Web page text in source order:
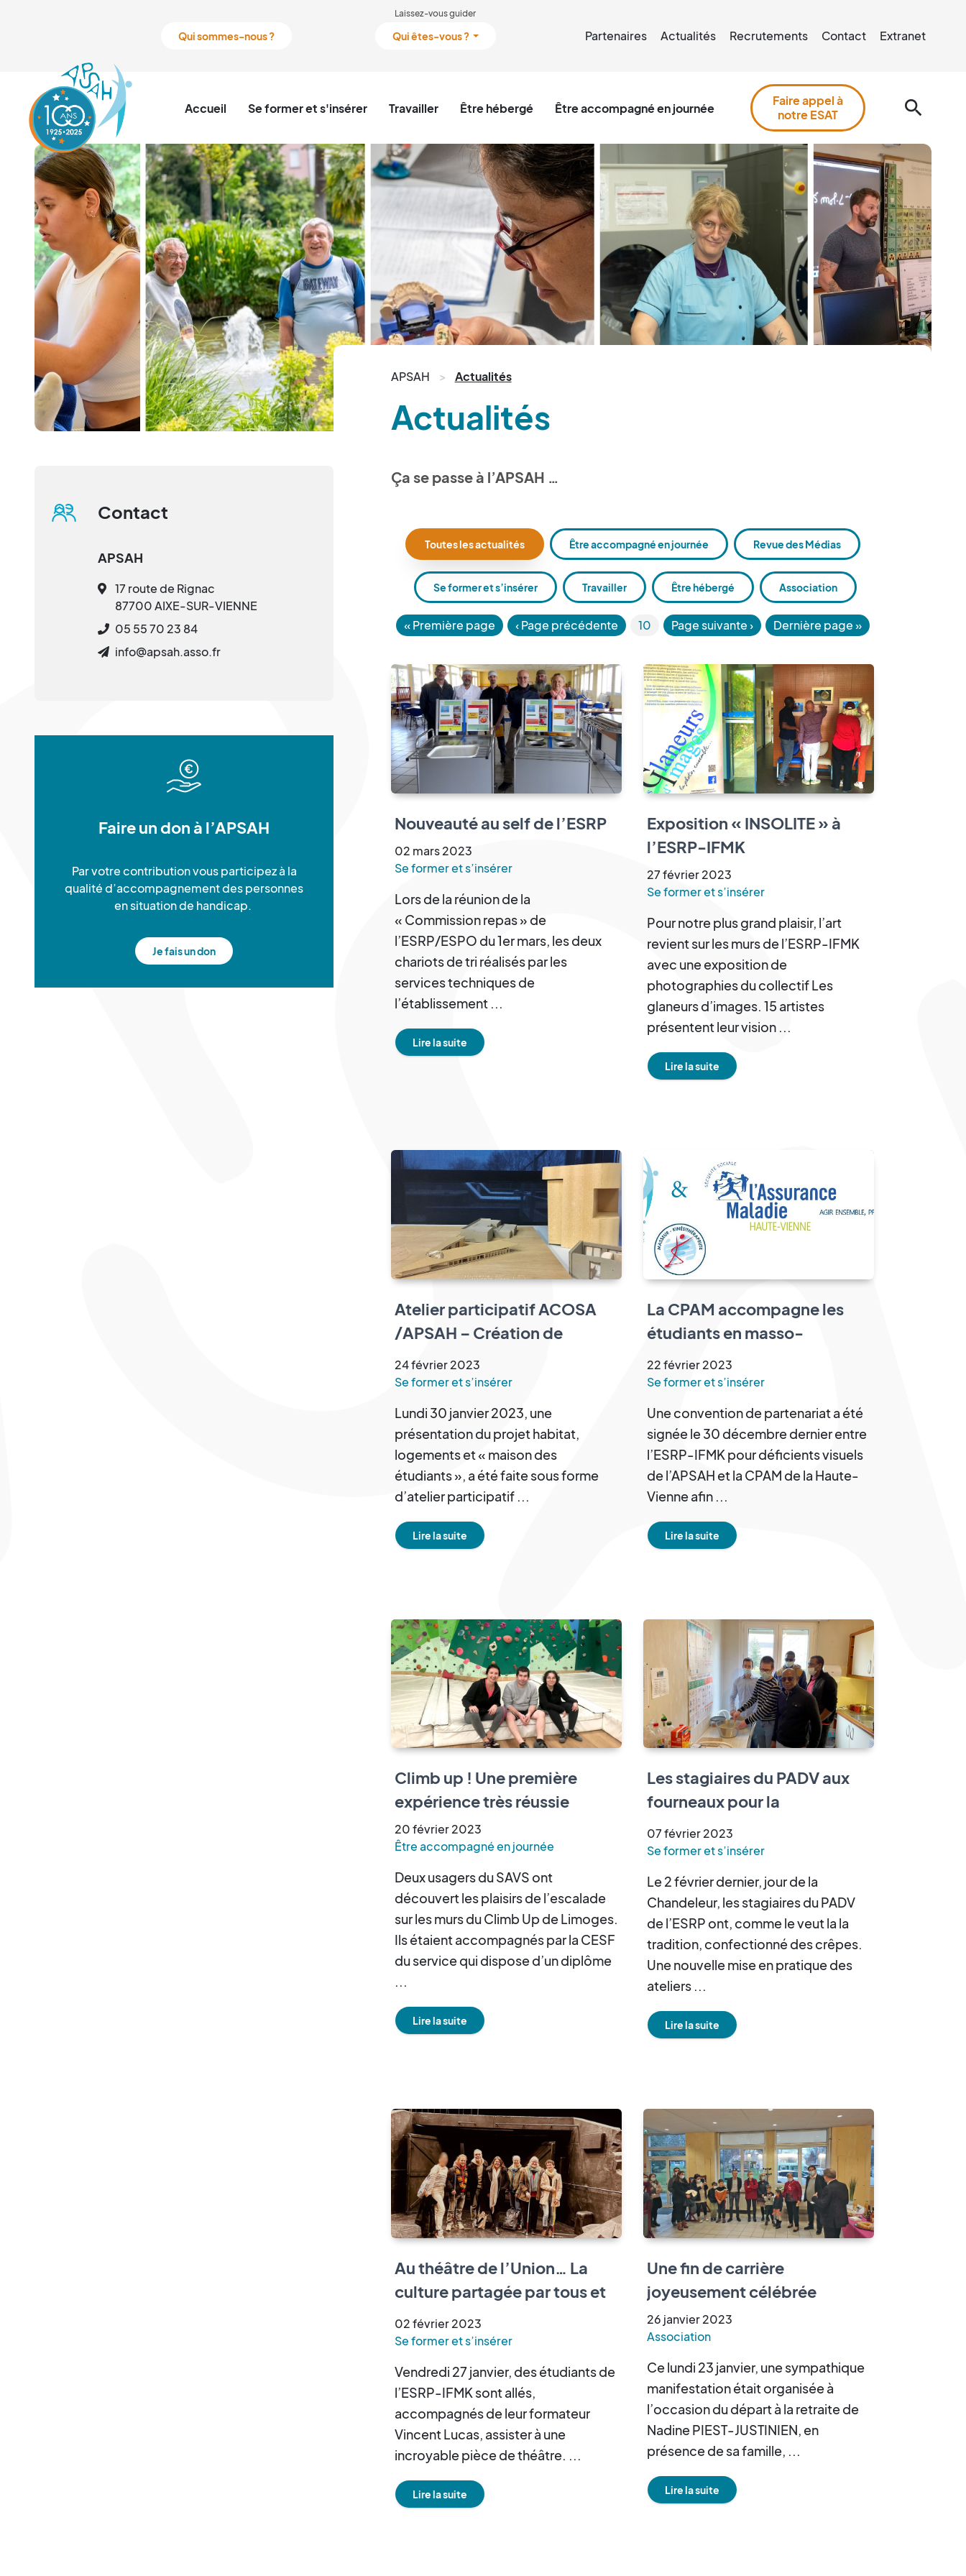
Qui sommes-nous ?
Laissez-vous guider
Qui êtes-vous ? Partenaires Actualités Recrutements Contact Extranet
Accueil Se former et s'insérer Travailler Être hébergé Être accompagné en journée
Faire appel à
notre ESAT
search
APSAH Actualités
Actualités
Ça se passe à l’APSAH …
Toutes les actualités Être accompagné en journée Revue des Médias
Se former et s’insérer Travailler Être hébergé Association
«Première page ‹ Page précédente 10 Page suivante› Dernière page»
Nouveauté au self de l’ESRP
02 mars2023
Se former et s’insérer
Lors de la réunion de la
« Commission repas » de
l’ESRP/ESPO du 1er mars, les deux
chariots de tri réalisés par les
services techniques de
l’établissement ...
Lire la suite
Exposition « INSOLITE » à
l’ESRP-IFMK
27février2023
Se former et s’insérer
Pour notre plus grand plaisir, l’art
revient sur les murs de l’ESRP-IFMK
avec une exposition de
photographies du collectif Les
glaneurs d’images. 15 artistes
présentent leur vision ...
Lire la suite
Atelier participatif ACOSA
/APSAH – Création de
logements et d’une « maison
des étudiants » à l’ESRP-
IFMK
24février2023
Se former et s’insérer
Lundi 30 janvier 2023, une
présentation du projet habitat,
logements et « maison des
étudiants », a été faite sous forme
d’atelier participatif ...
Lire la suite
La CPAM accompagne les
étudiants en masso-
kinésithérapie
22février2023
Se former et s’insérer
Une convention de partenariat a été
signée le 30 décembre dernier entre
l’ESRP-IFMK pour déficients visuels
de l’APSAH et la CPAM de la Haute-
Vienne afin ...
Lire la suite
Climb up ! Une première
expérience très réussie
20février2023
Être accompagné en journée
Deux usagers du SAVS ont
découvert les plaisirs de l’escalade
sur les murs du Climb Up de Limoges.
Ils étaient accompagnés par la CESF
du service qui dispose d’un diplôme
...
Lire la suite
Les stagiaires du PADV aux
fourneaux pour la
Chandeleur
07février2023
Se former et s’insérer
Le 2 février dernier, jour de la
Chandeleur, les stagiaires du PADV
de l’ESRP ont, comme le veut la la
tradition, confectionné des crêpes.
Une nouvelle mise en pratique des
ateliers ...
Lire la suite
Au théâtre de l’Union… La
culture partagée par tous et
accessible à tous…
02février2023
Se former et s’insérer
Vendredi 27 janvier, des étudiants de
l’ESRP-IFMK sont allés,
accompagnés de leur formateur
Vincent Lucas, assister à une
incroyable pièce de théâtre. ...
Lire la suite
Une fin de carrière
joyeusement célébrée
26 janvier2023
Association
Ce lundi 23 janvier, une sympathique
manifestation était organisée à
l’occasion du départ à la retraite de
Nadine PIEST-JUSTINIEN, en
présence de sa famille, ...
Lire la suite
Contact
APSAH
17 route de Rignac
87700 AIXE-SUR-VIENNE
05 55 70 23 84
info@apsah.asso.fr
Faire un don à l’APSAH
Par votre contribution vous participez à la
qualité d’accompagnement des personnes
en situation de handicap.
Je fais un don